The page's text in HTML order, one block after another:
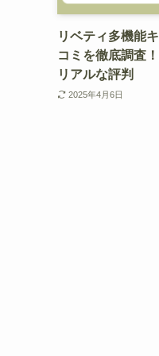
リベティ多機能
コミを徹底調査
リアルな評判
2025年4月6日